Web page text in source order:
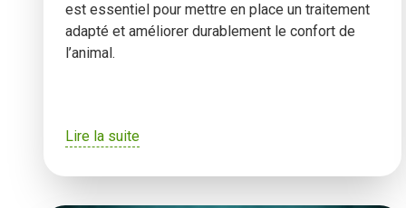
est essentiel pour mettre en place un traitement
adapté et améliorer durablement le confort de
l’animal.
Lire la suite